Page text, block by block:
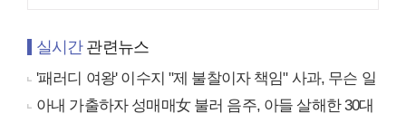
실시간관련뉴스
'패러디 여왕' 이수지 "제 불찰이자 책임" 사과, 무슨 일
아내 가출하자 성매매女 불러 음주, 아들 살해한 30대